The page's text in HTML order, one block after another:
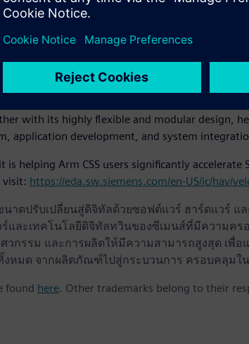
maintains fast full visibility debug, and scales
device (PCD) technology is an emulation
PCD technology integrates Arm Compliance
environment enabled by Veloce Protocol
software prototyping solution, scaling from
with its highly flexible and modular design,
application development, and system
is helping Arm CSS users significantly accelerate
visit: https://eda.sw.siemens.com/en-US/ic/hav/
าดปรับเปลี่ยนสู่ดิจิทัลด้วยซอฟต์แวร์ ฮาร์ดแวร์ แล
ร์และเทคโนโลยีดิจิทัลทวินของซีเมนส์ที่มีความค
กรรม และการผลิตให้มีความสามารถสูงสุด เพื่อแ
หมด จากผลิตภัณฑ์ไปสู่กระบวนการ ครอบคลุมใ
found here. Other trademarks belong to their